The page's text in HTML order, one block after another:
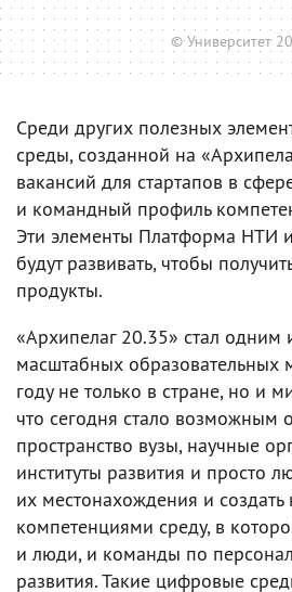
© Университет
Среди других полезных
среды, созданной на
вакансий для стартапов в
и командный профиль
Эти элементы Платформа НТИ
будут развивать, чтобы
продукты.
«Архипелаг 20.35» стал одним
масштабных образовательных
году не только в стране, но и
что сегодня стало возможным
пространство вузы, научные
институты развития и просто
их местонахождения и
компетенциями среду, в
и люди, и команды по
развития. Такие цифровые